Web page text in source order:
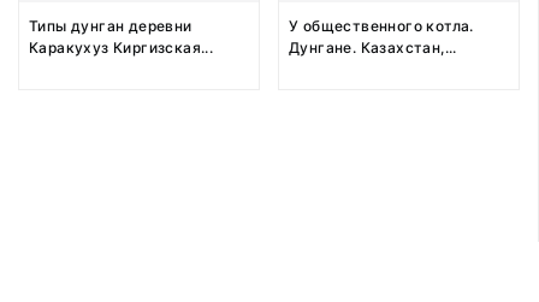
Типы дунган деревни
Каракухуз Киргизская...
У общественного котла.
Дунгане. Казахстан,...